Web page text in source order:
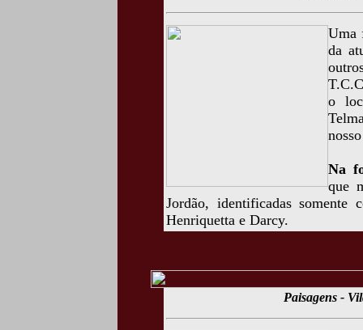
Uma
da
o
Na
que
Jordão, identificadas
Henriquetta e Darcy.
Paisagens -